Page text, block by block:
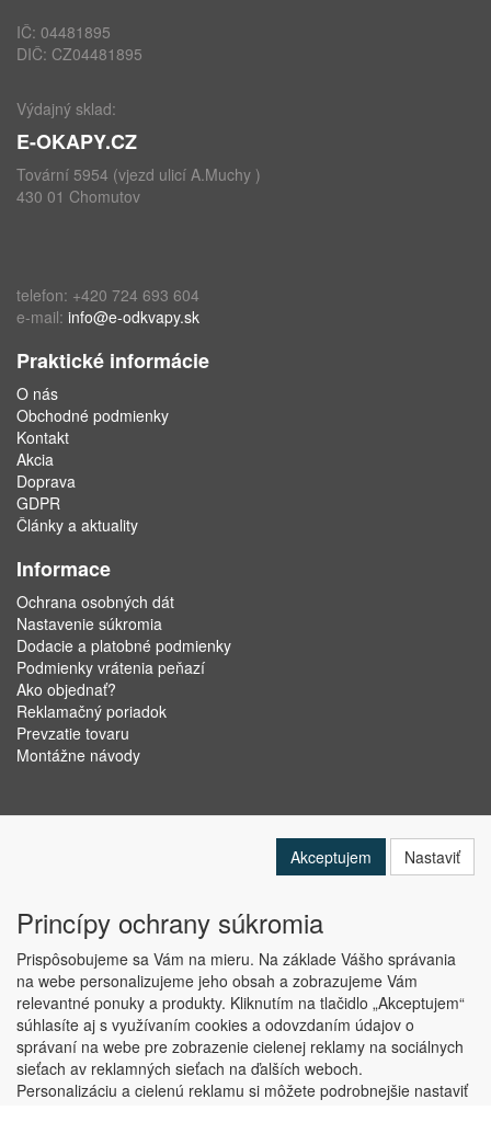
IČ: 04481895
DIČ: CZ04481895
Výdajný sklad:
E-OKAPY.CZ
Tovární 5954 (vjezd ulicí A.Muchy )
430 01 Chomutov
telefon: +420 724 693 604
e-mail: info@e-odkvapy.sk
Praktické informácie
O nás
Obchodné podmienky
Kontakt
Akcia
Doprava
GDPR
Články a aktuality
Informace
Ochrana osobných dát
Nastavenie súkromia
Dodacie a platobné podmienky
Podmienky vrátenia peňazí
Ako objednať?
Reklamačný poriadok
Prevzatie tovaru
Montážne návody
Copyright © ABRA Software a.s. 2019
Akceptujem Nastaviť
Princípy ochrany súkromia
Prispôsobujeme sa Vám na mieru. Na základe Vášho správania
na webe personalizujeme jeho obsah a zobrazujeme Vám
relevantné ponuky a produkty. Kliknutím na tlačidlo „Akceptujem“
súhlasíte aj s využívaním cookies a odovzdaním údajov o
správaní na webe pre zobrazenie cielenej reklamy na sociálnych
sieťach av reklamných sieťach na ďalších weboch.
Personalizáciu a cielenú reklamu si môžete podrobnejšie nastaviť